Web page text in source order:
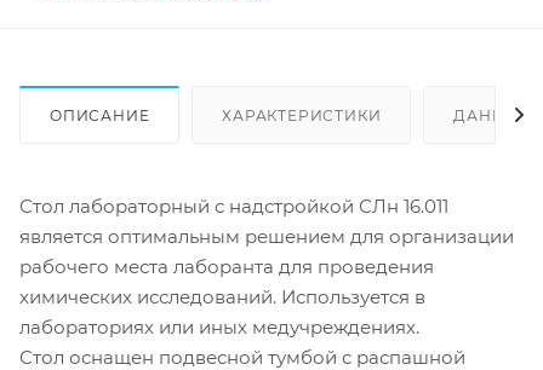
ОПИСАНИЕ ХАРАКТЕРИСТИКИ ДАННЫЕ
Стол лабораторный с надстройкой СЛн 16.011
является оптимальным решением для организации
рабочего места лаборанта для проведения
химических исследований. Используется в
лабораториях или иных медучреждениях.
Стол оснащен подвесной тумбой с распашной